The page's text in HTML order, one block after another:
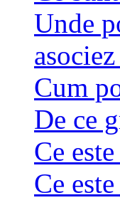
Unde
Cum
De ce
Ce
Ce